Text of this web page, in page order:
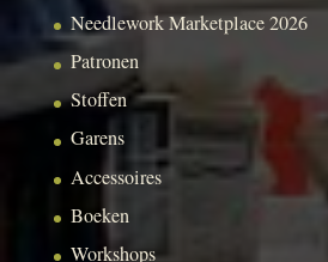
Needlework Marketplace 2026
Patronen
Stoffen
Garens
Accessoires
Boeken
Workshops